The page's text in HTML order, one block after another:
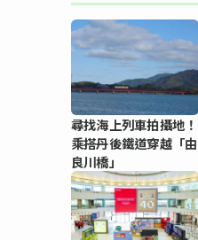
尋找海上列車拍攝地！
乘搭丹後鐵道穿越「由
良川橋」